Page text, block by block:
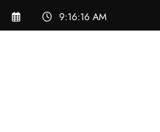
Saltar
9:16:17 AM